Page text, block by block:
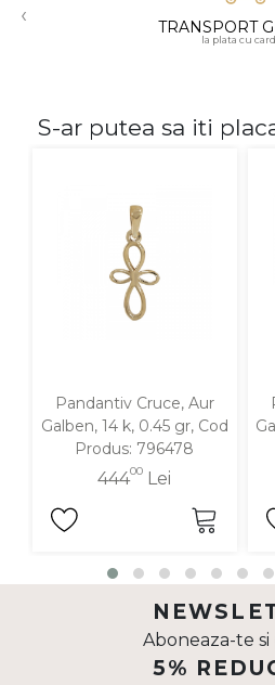
‹ TRANSPORT
la plata cu
S-ar putea sa iti
Pandantiv Cruce, Aur
Galben, 14 k, 0.45 gr, Cod
Produs: 796478
44400 Lei
Aboneaza-te si
5%